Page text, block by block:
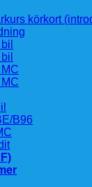
körkort
B96